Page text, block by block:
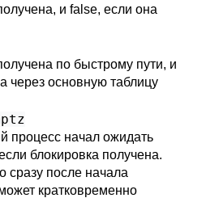
и false, если она
по быстрому пути, и
через основную таблицу
процесс начал ожидать
блокировка получена.
сразу после начала
кратковременно